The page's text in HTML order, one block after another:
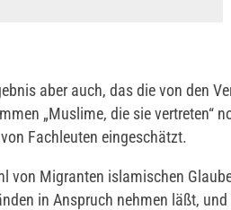
aber auch, das die von den
„Muslime, die sie vertreten“
Fachleuten eingeschätzt.
von Migranten islamischen
in Anspruch nehmen läßt, und